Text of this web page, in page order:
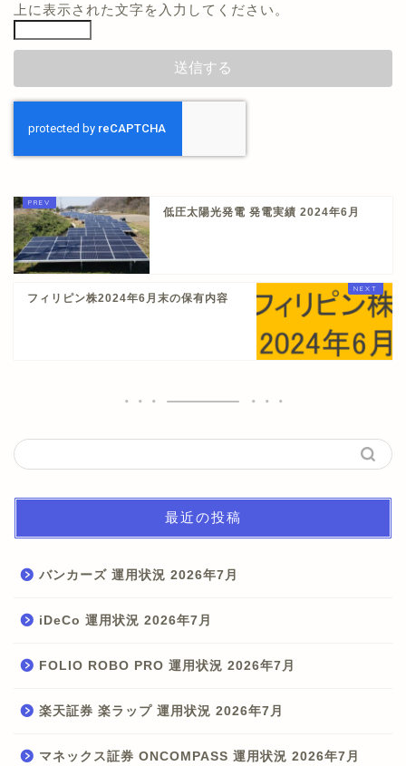
上に表示された文字を入力してください。
低圧太陽光発電 発電実績 2024年6月
フィリピン株2024年6月末の保有内容
最近の投稿
バンカーズ 運用状況 2026年7月
iDeCo 運用状況 2026年7月
FOLIO ROBO PRO 運用状況 2026年7月
楽天証券 楽ラップ 運用状況 2026年7月
マネックス証券 ONCOMPASS 運用状況 2026年7月